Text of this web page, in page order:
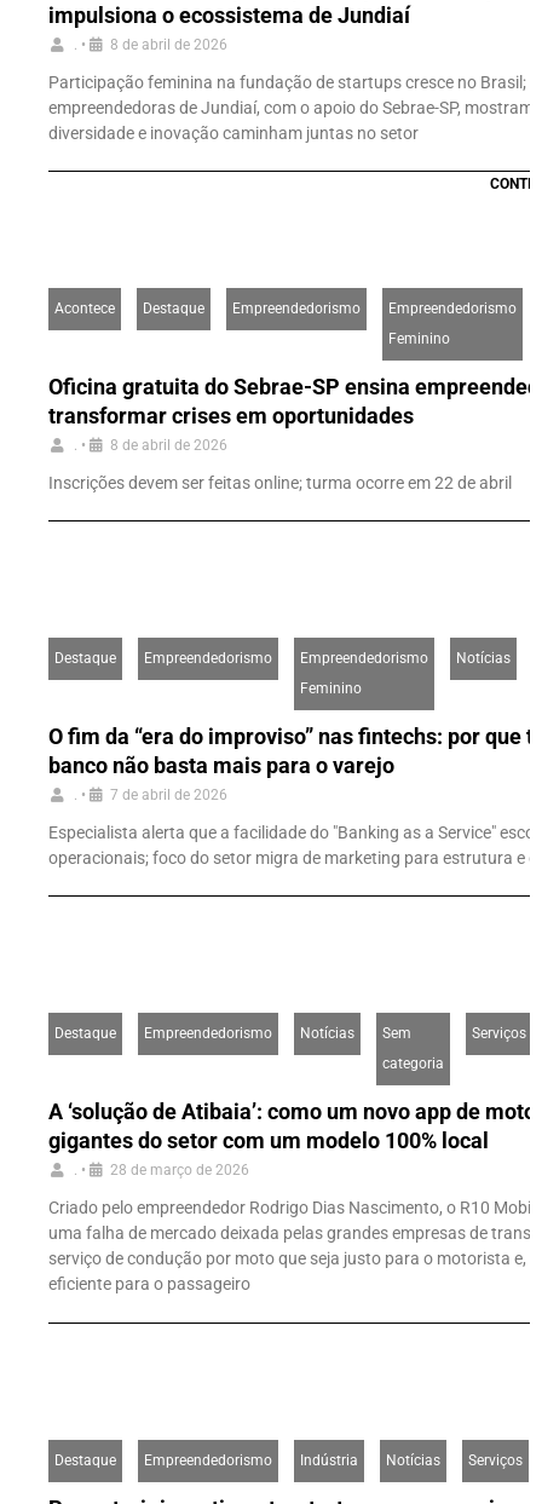
impulsiona o ecossistema de Jundiaí
• 8 de abril de 2026
Participação feminina na fundação de startups cresce no Brasil;
empreendedoras de Jundiaí, com o apoio do Sebrae-SP, mostram
diversidade e inovação caminham juntas no setor
Acontece Destaque Empreendedorismo
Empreendedorismo
Feminino
Oficina gratuita do Sebrae-SP ensina
transformar crises em oportunidades
. • 8 de abril de 2026
Inscrições devem ser feitas online; turma ocorre em 22 de abril
Destaque Empreendedorismo
Empreendedorismo
Feminino
Notícias
O fim da “era do improviso” nas fintechs: por que
banco não basta mais para o varejo
. • 7 de abril de 2026
Especialista alerta que a facilidade do "Banking as a Service"
operacionais; foco do setor migra de marketing para estrutura e
Destaque Empreendedorismo Notícias
Sem
categoria
Serviços
A ‘solução de Atibaia’: como um novo app de
gigantes do setor com um modelo 100% local
. • 28 de março de 2026
Criado pelo empreendedor Rodrigo Dias Nascimento, o R10
uma falha de mercado deixada pelas grandes empresas de
serviço de condução por moto que seja justo para o motorista e,
eficiente para o passageiro
Destaque Empreendedorismo Indústria Notícias Serviços